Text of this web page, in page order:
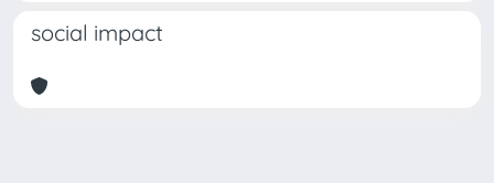
social impact